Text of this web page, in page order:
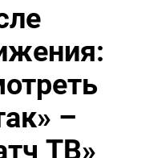
–
ТВ»